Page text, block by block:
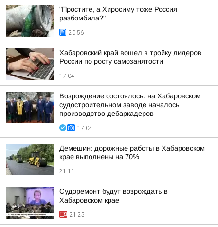
"Простите, а Хиросиму тоже Россия
разбомбила?"
20:56
Хабаровский край вошел в тройку лидеров
России по росту самозанятости
17:04
Возрождение состоялось: на Хабаровском
судостроительном заводе началось
производство дебаркадеров
17:04
Демешин: дорожные работы в Хабаровском
крае выполнены на 70%
21:11
Судоремонт будут возрождать в
Хабаровском крае
21:25